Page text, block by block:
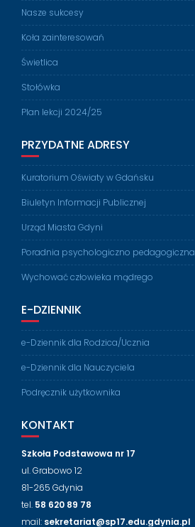
Nasze sukcesy
Koła zainteresowań
Świetlica
Stołówka
Plan lekcji 2024/25
PRZYDATNE ADRESY
Kuratorium Oświaty w Gdańsku
Biuletyn Informacji Publicznej
Urząd Miasta Gdyni
Poradnia psychologiczno pedagogiczna
Wychować człowieka mądrego
E-DZIENNIK
e-Dziennik dla Rodzica/Ucznia
e-Dziennik dla Nauczyciela
Podręcznik użytkownika
KONTAKT
Szkoła Podstawowa nr 17
ul. Grabowo 12
81-265 Gdynia
tel. 58 620 89 78
mail: sekretariat@sp17.edu.gdynia.pl